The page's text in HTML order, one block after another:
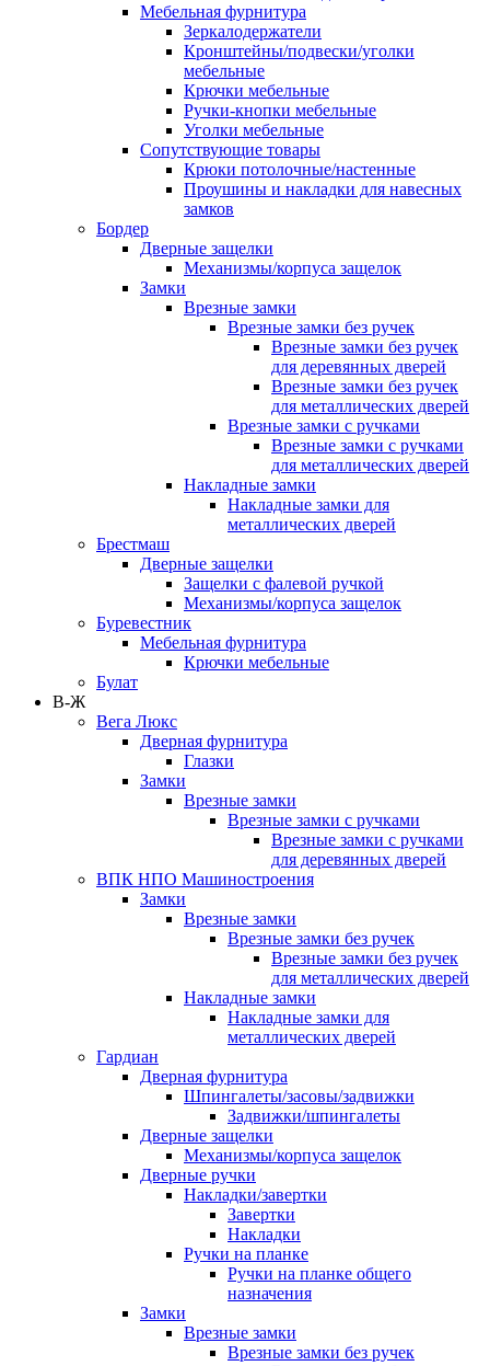
Мебельная фурнитура
Зеркалодержатели
Кронштейны/подвески/уголки
мебельные
Крючки мебельные
Ручки-кнопки мебельные
Уголки мебельные
Сопутствующие товары
Крюки потолочные/настенные
Проушины и накладки для навесных
замков
Бордер
Дверные защелки
Механизмы/корпуса защелок
Замки
Врезные замки
Врезные замки без ручек
Врезные замки без ручек
для деревянных дверей
Врезные замки без ручек
для металлических дверей
Врезные замки с ручками
Врезные замки с ручками
для металлических дверей
Накладные замки
Накладные замки для
металлических дверей
Брестмаш
Дверные защелки
Защелки с фалевой ручкой
Механизмы/корпуса защелок
Буревестник
Мебельная фурнитура
Крючки мебельные
Булат
В-Ж
Вега Люкс
Дверная фурнитура
Глазки
Замки
Врезные замки
Врезные замки с ручками
Врезные замки с ручками
для деревянных дверей
ВПК НПО Машиностроения
Замки
Врезные замки
Врезные замки без ручек
Врезные замки без ручек
для металлических дверей
Накладные замки
Накладные замки для
металлических дверей
Гардиан
Дверная фурнитура
Шпингалеты/засовы/задвижки
Задвижки/шпингалеты
Дверные защелки
Механизмы/корпуса защелок
Дверные ручки
Накладки/завертки
Завертки
Накладки
Ручки на планке
Ручки на планке общего
назначения
Замки
Врезные замки
Врезные замки без ручек